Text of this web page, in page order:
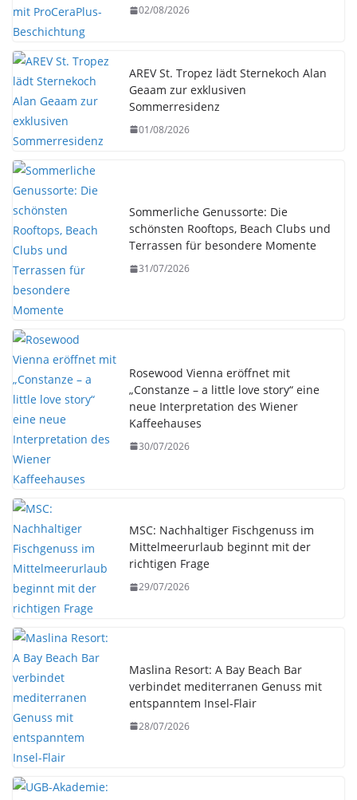
02/08/2026
AREV St. Tropez lädt Sternekoch Alan
Geaam zur exklusiven
Sommerresidenz
01/08/2026
Sommerliche Genussorte: Die
schönsten Rooftops, Beach Clubs und
Terrassen für besondere Momente
31/07/2026
Rosewood Vienna eröffnet mit
„Constanze – a little love story“ eine
neue Interpretation des Wiener
Kaffeehauses
30/07/2026
MSC: Nachhaltiger Fischgenuss im
Mittelmeerurlaub beginnt mit der
richtigen Frage
29/07/2026
Maslina Resort: A Bay Beach Bar
verbindet mediterranen Genuss mit
entspanntem Insel-Flair
28/07/2026